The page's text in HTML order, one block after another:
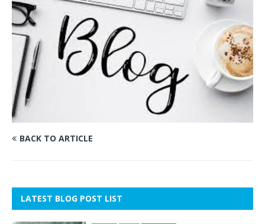
BACK TO ARTICLE
LATEST BLOG POST LIST